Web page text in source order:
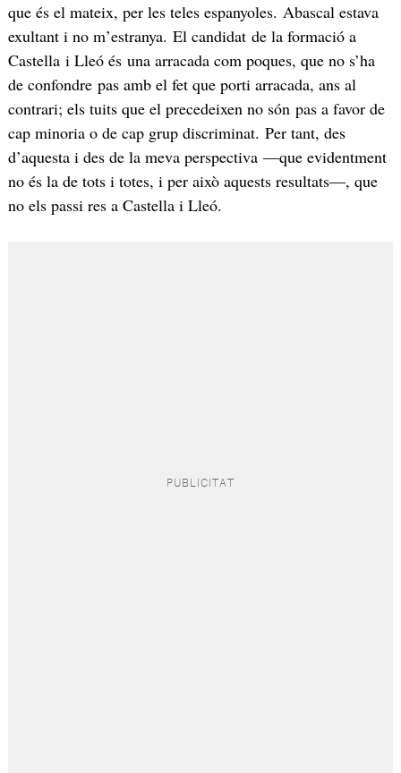
que és el mateix, per les teles espanyoles. Abascal estava
exultant i no m’estranya. El candidat de la formació a
Castella i Lleó és una arracada com poques, que no s’ha
de confondre pas amb el fet que porti arracada, ans al
contrari; els tuits que el precedeixen no són pas a favor de
cap minoria o de cap grup discriminat. Per tant, des
d’aquesta i des de la meva perspectiva ―que evidentment
no és la de tots i totes, i per això aquests resultats―, que
no els passi res a Castella i Lleó.